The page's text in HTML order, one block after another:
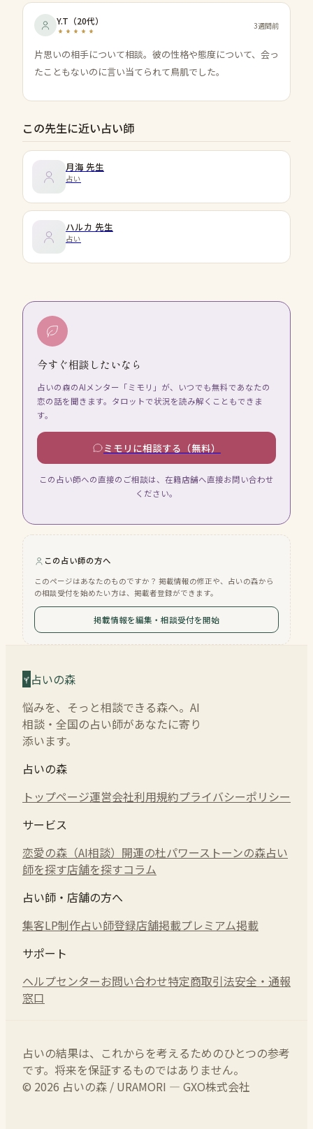
Y.T （20代） 3週間前
片思いの相手について相談。彼の性格や態度について、会っ
たこともないのに言い当てられて鳥肌でした。
この先生に近い占い師
月海 先生
占い
ハルカ 先生
占い
今すぐ相談したいなら
占いの森のAIメンター「ミモリ」が、いつでも無料であなたの
恋の話を聞きます。タロットで状況を読み解くこともできま
す。
ミモリに相談する（無料）
この占い師への直接のご相談は、在籍店舗へ直接お問い合わせ
ください。
この占い師の方へ
このページはあなたのものですか？ 掲載情報の修正や、占いの森から
の相談受付を始めたい方は、掲載者登録ができます。
掲載情報を編集・相談受付を開始
占いの森
悩みを、そっと相談できる森へ。AI
相談・全国の占い師があなたに寄り
添います。
占いの森
トップページ運営会社利用規約プライバシーポリシー
サービス
恋愛の森（AI相談） 開運の杜パワーストーンの森占い
師を探す店舗を探すコラム
占い師・店舗の方へ
集客LP制作占い師登録店舗掲載プレミアム掲載
サポート
ヘルプセンターお問い合わせ特定商取引法安全・通報
窓口
占いの結果は、これからを考えるためのひとつの参考
です。将来を保証するものではありません。
© 2026 占いの森 / URAMORI — GXO株式会社